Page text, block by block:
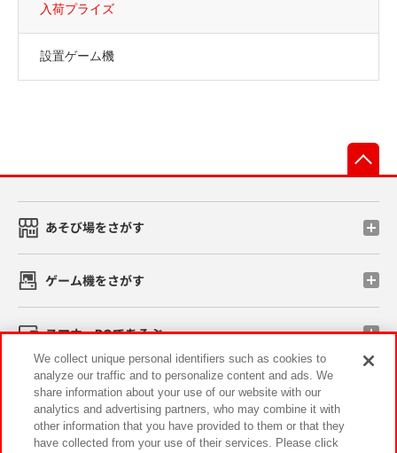
入荷プライズ
設置ゲーム機
あそび場をさがす
ゲーム機をさがす
スマホ・PCであそぶ
イベント・キャンペーン
We collect unique personal identifiers such as cookies to
analyze our traffic and to personalize content and ads. We
share information about your use of our website with our
analytics and advertising partners, who may combine it with
other information that you have provided to them or that they
have collected from your use of their services. Please click